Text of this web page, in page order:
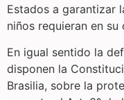
Estados a garantizar
niños requieran en
En igual sentido la
disponen la
Brasilia, sobre la